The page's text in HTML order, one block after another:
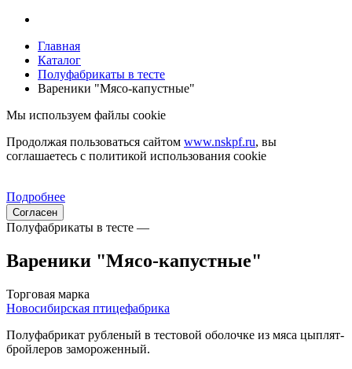
Главная
Каталог
Полуфабрикаты в тесте
Вареники "Мясо-капустные"
Мы используем файлы cookie
Продолжая пользоваться сайтом www.nskpf.ru, вы
соглашаетесь с политикой использования cookie
Подробнее
Согласен
Полуфабрикаты в тесте —
Вареники "Мясо-капустные"
Торговая марка
Новосибирская птицефабрика
Полуфабрикат рубленый в тестовой оболочке из мяса цыплят-
бройлеров замороженный.